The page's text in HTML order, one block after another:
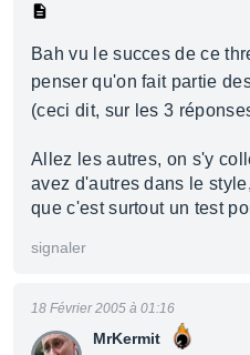
Bah vu le succes de ce
penser qu'on fait partie
(ceci dit, sur les 3
Allez les autres, on s'y
avez d'autres dans le
que c'est surtout un test
signaler
MrKermit
18 Février 2005 à 01:16